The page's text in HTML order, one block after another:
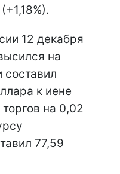
12 декабря
на
составил
к иене
на 0,02
77,59